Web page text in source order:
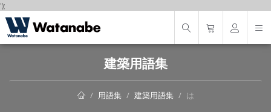
');
建築用語集
用語集 建築用語集 は